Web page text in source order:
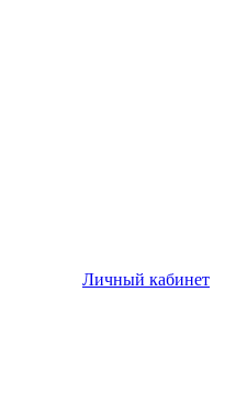
Личный кабинет